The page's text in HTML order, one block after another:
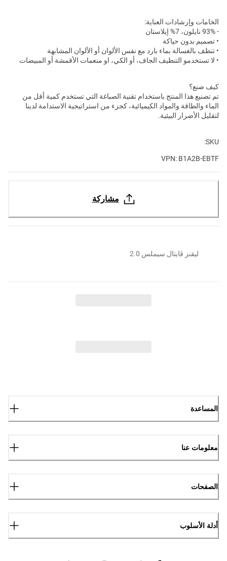
الخامات وإرشادات العناية:
- 93% نايلون، 7% إيلاستان
• تصميم بدون حياكة
• تنظف بالغسالة بماء بارد مع نفس الألوان أو الألوان المشابهة
• لا تستخدمو التنظيف الجاف، أو الكي، او منعمات الأقمشة أو المبيضات
كيف صنع؟
تم تصنيع هذا المنتج باستخدام تقنية الصباغة التي تستخدم كمية أقل من
الماء والطاقة والمواد الكيميائية، كجزء من استراتيجية الاستدامة لدينا
لتقليل الأضرار البيئية.
SKU:
VPN: B1A2B-EBTF
مشاركة
ليقنز ڤايتال سيملس 2.0
المساعدة
معلومات عنا
الصفحات
أدلة الأسلوب